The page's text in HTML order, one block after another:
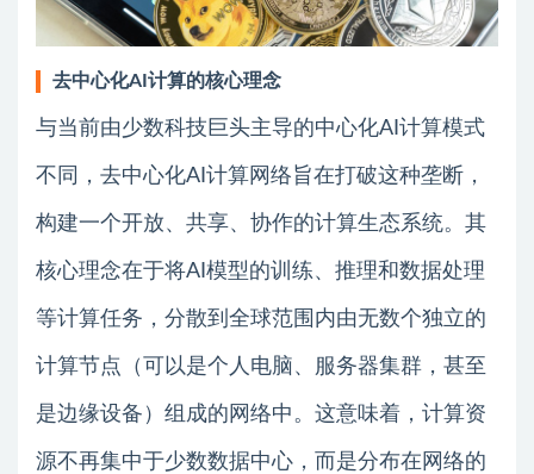
去中心化AI计算的核心理念
与当前由少数科技巨头主导的中心化AI计算模式
不同，去中心化AI计算网络旨在打破这种垄断，
构建一个开放、共享、协作的计算生态系统。其
核心理念在于将AI模型的训练、推理和数据处理
等计算任务，分散到全球范围内由无数个独立的
计算节点（可以是个人电脑、服务器集群，甚至
是边缘设备）组成的网络中。这意味着，计算资
源不再集中于少数数据中心，而是分布在网络的